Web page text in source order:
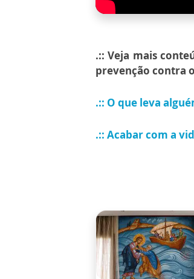
.:: Veja mais
prevenção contra
.:: O que leva
.:: Acabar com a